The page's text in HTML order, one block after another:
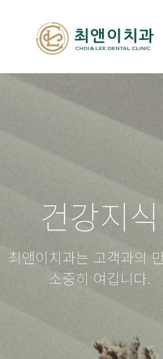
건강지식
최앤이치과는 고객과의
소중히 여깁니다.